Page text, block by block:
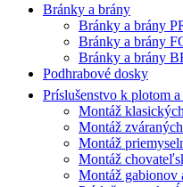
Bránky a brány
Bránky a brány
Bránky a brány
Bránky a brány
Podhrabové dosky
Príslušenstvo k plotom
Montáž
Montáž
Montáž
Montáž
Montáž gabionov